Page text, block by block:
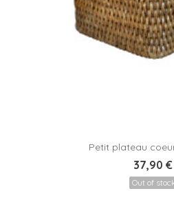
Petit plateau coeur
37,90 €
Out of